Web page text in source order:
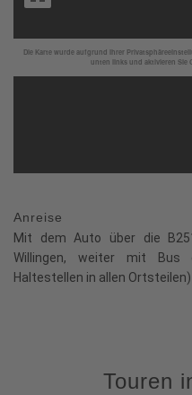
Die Karte wurde aufgrund Ihrer
unten links und aktivieren Sie
Anreise
Mit dem Auto über die
Willingen, weiter mit Bus
Haltestellen in allen Ortsteilen)
Touren